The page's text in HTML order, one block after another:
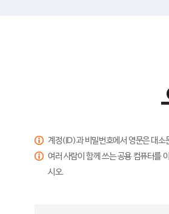
계정(ID)과 비밀번호에서 영문은 대소
여러 사람이 함께 쓰는 공용 컴퓨터를
시오.